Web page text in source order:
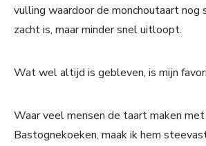
vulling waardoor de monchoutaart nog
zacht is, maar minder snel uitloopt.
Wat wel altijd is gebleven, is mijn
Waar veel mensen de taart maken
Bastognekoeken, maak ik hem